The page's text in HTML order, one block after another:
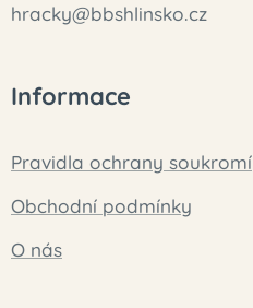
hracky@bbshlinsko.cz
Informace
Pravidla ochrany soukromí
Obchodní podmínky
O nás